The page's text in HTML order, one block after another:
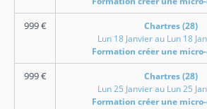
999€
Chartres (28)
Lun 18 Janvier au Lun 18
Formation créer une
999€
Chartres (28)
Lun 25 Janvier au Lun 25
Formation créer une